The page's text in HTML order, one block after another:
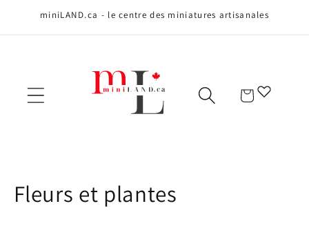
passer auminiLAND.ca - le centre des miniatures artisanales
Panier
C
Fleurs et plantes